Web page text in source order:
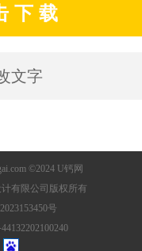
下 载
文字
©2024 U钙网
有限公司版权所有
号